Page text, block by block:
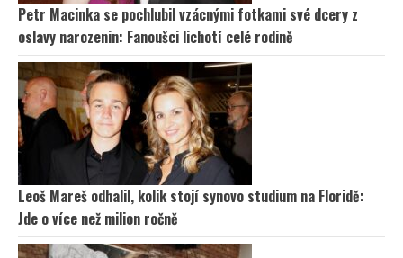
Petr Macinka se pochlubil vzácnými fotkami své dcery z
oslavy narozenin: Fanoušci lichotí celé rodině
Leoš Mareš odhalil, kolik stojí synovo studium na Floridě:
Jde o více než milion ročně